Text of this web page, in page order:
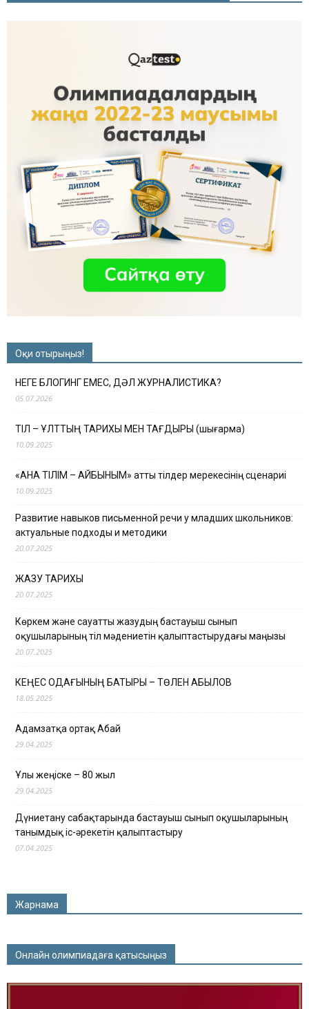
Оқи отырыңыз!
НЕГЕ БЛОГИНГ ЕМЕС, ДӘЛ ЖУРНАЛИСТИКА?
05.07.2026
ТІЛ – ҰЛТТЫҢ ТАРИХЫ МЕН ТАҒДЫРЫ (шығарма)
10.09.2025
«АНА ТІЛІМ – АЙБЫНЫМ» атты тілдер мерекесінің сценариі
10.09.2025
Развитие навыков письменной речи у младших школьников:
актуальные подходы и методики
20.07.2025
ЖАЗУ ТАРИХЫ
20.07.2025
Көркем және сауатты жазудың бастауыш сынып
оқушыларының тіл мәдениетін қалыптастырудағы маңызы
20.07.2025
КЕҢЕС ОДАҒЫНЫҢ БАТЫРЫ – ТӨЛЕН ҚАБЫЛОВ
18.05.2025
Адамзатқа ортақ Абай
29.04.2025
Ұлы жеңіске – 80 жыл
29.04.2025
Дүниетану сабақтарында бастауыш сынып оқушыларының
танымдық іс-әрекетін қалыптастыру
07.04.2025
Жарнама
Онлайн олимпиадаға қатысыңыз